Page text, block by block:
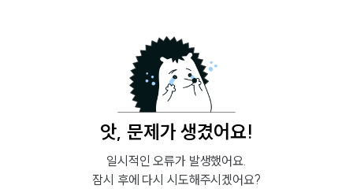
앗, 문제가 생겼어요!
일시적인 오류가 발생했어요.
잠시 후에 다시 시도해주시겠어요?